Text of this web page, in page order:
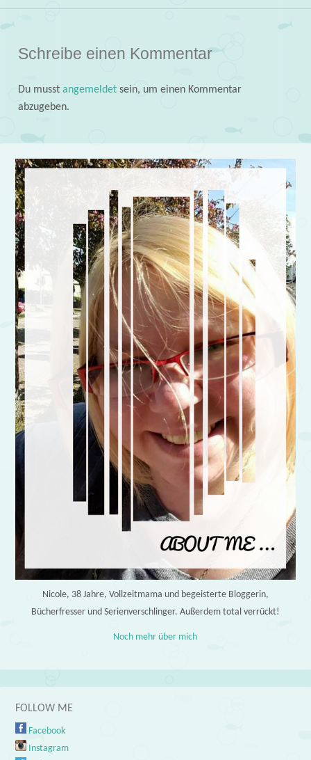
Schreibe einen Kommentar
Du musst angemeldetsein, um einen Kommentar
abzugeben.
Nicole, 38 Jahre, Vollzeitmama und begeisterte Bloggerin,
Bücherfresser und Serienverschlinger. Außerdem total verrückt!
Noch mehr über mich
FOLLOW ME
Facebook
Instagram